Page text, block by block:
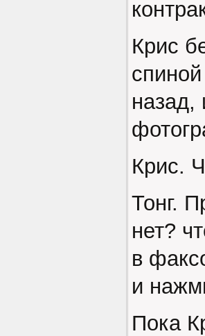
Крис
назад,
Крис.
Тонг.
нет?
в
и
Пока